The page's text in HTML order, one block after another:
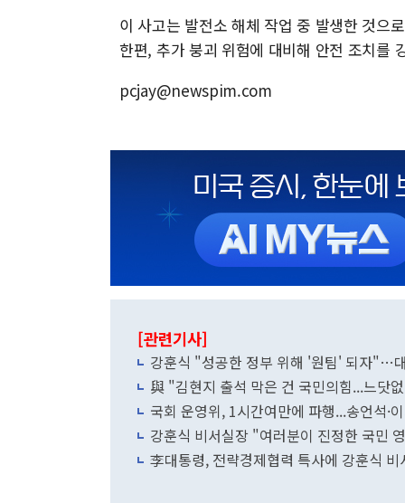
이 사고는 발전소 해체 작업 중 발생한 것으
한편, 추가 붕괴 위험에 대비해 안전 조치를
pcjay@newspim.com
[관련기사]
강훈식 "성공한 정부 위해 '원팀' 되자"…
與 "김현지 출석 막은 건 국민의힘...느닷
국회 운영위, 1시간여만에 파행...송언석·
강훈식 비서실장 "여러분이 진정한 국민
李대통령, 전략경제협력 특사에 강훈식 비